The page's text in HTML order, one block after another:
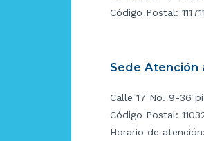
Código Postal: 111711
Sede Atención
Calle 17 No. 9-36
Código Postal:
Horario de